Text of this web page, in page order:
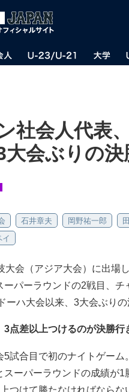
社会人代表
大会ぶりの決
石井章夫 岡野祐一郎
会（アジア大会）に出場
パーラウンドの2戦目、チ
ーハ大会以来、3大会ぶりの
3点差以上つけるのが決勝行
試合目で初のナイトゲーム
スーパーラウンドの成績が
つけて勝たなければなら